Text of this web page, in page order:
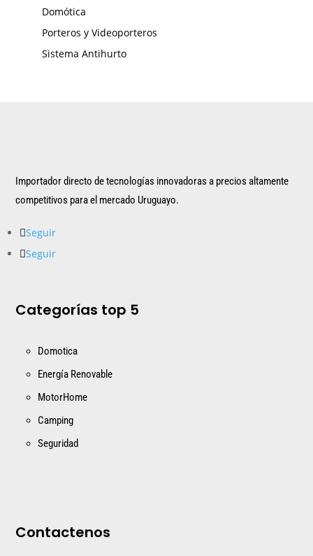
Domótica
Porteros y Videoporteros
Sistema Antihurto
Importador directo de tecnologías innovadoras a precios altamente
competitivos para el mercado Uruguayo.
Seguir
Seguir
Categorías top 5
Domotica
Energía Renovable
MotorHome
Camping
Seguridad
Contactenos